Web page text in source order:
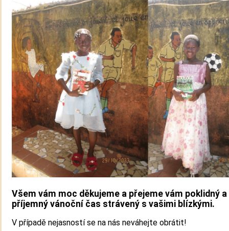
Všem vám moc děkujeme a přejeme vám poklidný a
příjemný vánoční čas strávený s vašimi blízkými.
V případě nejasností se na nás neváhejte obrátit!